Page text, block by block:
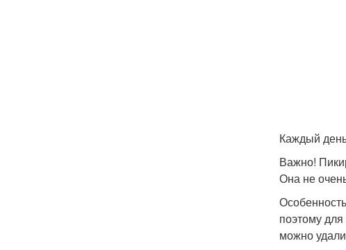
Каждый
Важно!
Она не
поэтому
можно